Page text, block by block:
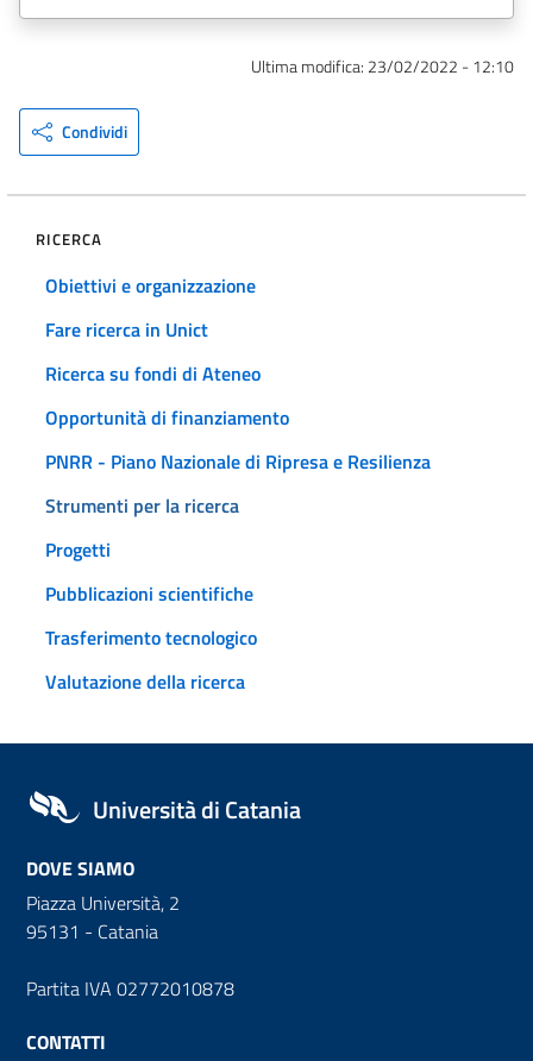
Ultima modifica: 23/02/2022 - 12:10
Condividi
RICERCA
Obiettivi e organizzazione
Fare ricerca in Unict
Ricerca su fondi di Ateneo
Opportunità di finanziamento
PNRR - Piano Nazionale di Ripresa e Resilienza
Strumenti per la ricerca
Progetti
Pubblicazioni scientifiche
Trasferimento tecnologico
Valutazione della ricerca
Università di Catania
DOVE SIAMO
Piazza Università, 2
95131 - Catania
Partita IVA 02772010878
CONTATTI